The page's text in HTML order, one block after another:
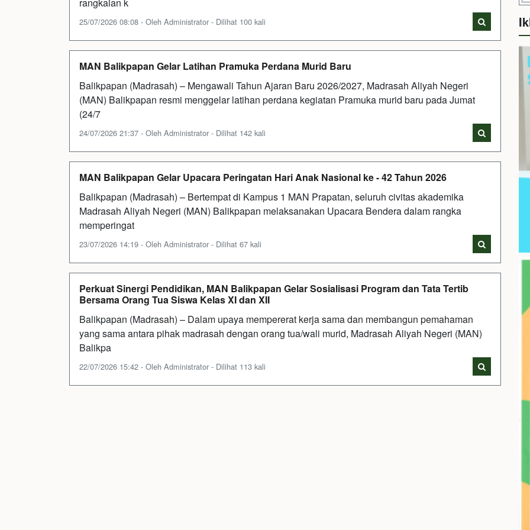
25/07/2026 08:08 - Oleh Administrator - Dilihat 100 kali
MAN Balikpapan Gelar Latihan Pramuka Perdana Murid Baru
Balikpapan (Madrasah) – Mengawali Tahun Ajaran Baru 2026/2027, Madrasah Aliyah Negeri
(MAN) Balikpapan resmi menggelar latihan perdana kegiatan Pramuka murid baru pada Jumat
(24/7
24/07/2026 21:37 - Oleh Administrator - Dilihat 142 kali
MAN Balikpapan Gelar Upacara Peringatan Hari Anak Nasional ke - 42 Tahun 2026
Balikpapan (Madrasah) – Bertempat di Kampus 1 MAN Prapatan, seluruh civitas akademika
Madrasah Aliyah Negeri (MAN) Balikpapan melaksanakan Upacara Bendera dalam rangka
memperingat
23/07/2026 14:19 - Oleh Administrator - Dilihat 67 kali
Perkuat Sinergi Pendidikan, MAN Balikpapan Gelar Sosialisasi Program dan Tata Tertib
Bersama Orang Tua Siswa Kelas XI dan XII
Balikpapan (Madrasah) – Dalam upaya mempererat kerja sama dan membangun pemahaman
yang sama antara pihak madrasah dengan orang tua/wali murid, Madrasah Aliyah Negeri (MAN)
Balikpa
22/07/2026 15:42 - Oleh Administrator - Dilihat 113 kali